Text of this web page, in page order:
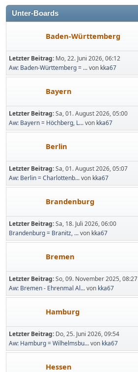
Unter-Boards
Baden-Württemberg
Letzter Beitrag: Mo, 22. Juni 2026, 06:12
Aw: Baden-Württemberg = ...von kka67
Bayern
Letzter Beitrag:Sa, 01. August 2026, 05:00
Aw: Bayern = Höchberg, L...von kka67
Berlin
Letzter Beitrag:Sa, 01. August 2026, 05:07
Aw: Berlin = Charlottenb...von kka67
Brandenburg
Letzter Beitrag:Sa, 18. Juli 2026, 06:00
Brandenburg = Branitz, ...von kka67
Bremen
Letzter Beitrag:So, 09. November 2025, 08:27
Aw: Bremen - Ehrenmal Al...von kka67
Hamburg
Letzter Beitrag: Do, 25. Juni 2026, 09:54
Aw: Hamburg = Wilhelmsbu...von kka67
Hessen